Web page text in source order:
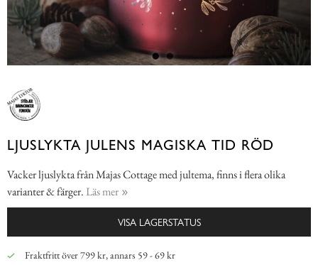
LJUSLYKTA JULENS MAGISKA TID RÖD
Vacker ljuslykta från Majas Cottage med jultema, finns i flera olika
varianter & färger. Läs mer
VISA LAGERSTATUS
Fraktfritt över 799 kr, annars 59 - 69 kr